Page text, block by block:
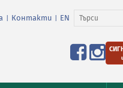
Контакти EN